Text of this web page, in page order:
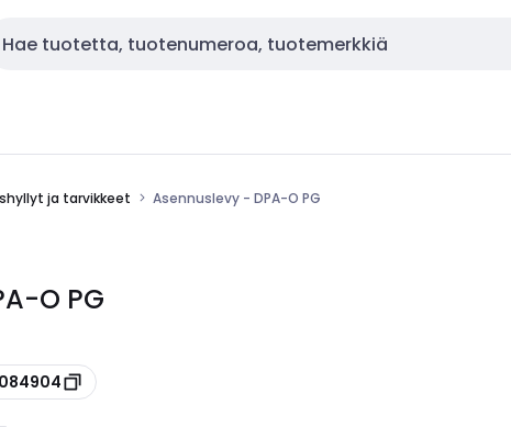
ja tarvikkeet Asennuslevy - DPA-O PG
O PG